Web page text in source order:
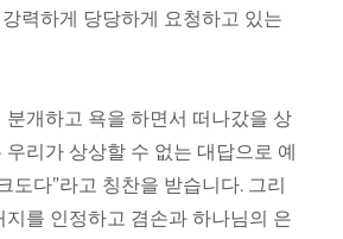
력하게 당당하게 요청하고 있는
분개하고 욕을 하면서 떠나갔을 상
리가 상상할 수 없는 대답으로 예
도다”라고 칭찬을 받습니다. 그리
지를 인정하고 겸손과 하나님의 은